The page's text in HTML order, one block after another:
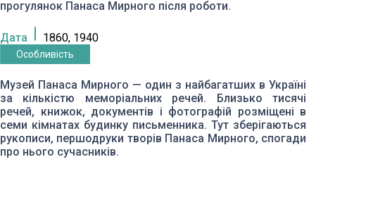
прогулянок Панаса Мирного після роботи.
Дата 1860, 1940
Особливість
Музей Панаса Мирного — один з найбагатших в Україні
за кількістю меморіальних речей. Близько тисячі
речей, книжок, документів і фотографій розміщені в
семи кімнатах будинку письменника. Тут зберігаються
рукописи, першодруки творів Панаса Мирного, спогади
про нього сучасників.